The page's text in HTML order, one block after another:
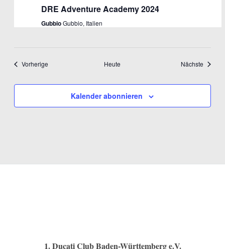
DRE Adventure Academy 2024
GubbioGubbio, Italien
Vorherige Heute Nächste
Kalender abonnieren
1. Ducati Club Baden-Württemberg e.V.